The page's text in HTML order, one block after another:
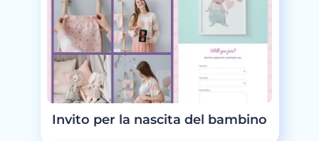
Invito per la nascita del bambino